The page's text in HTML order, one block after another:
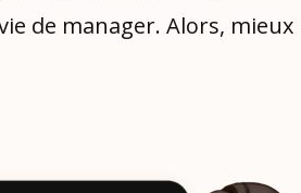
de manager. Alors, mieux